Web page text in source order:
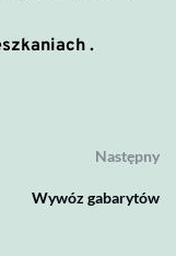
.
Następny
Wywóz gabarytów